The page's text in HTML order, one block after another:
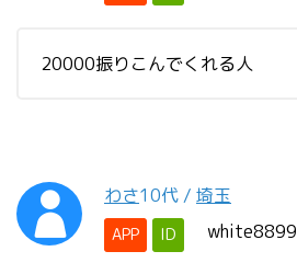
20000振りこんでくれる人
わさ10代 / 埼玉
APP ID white8899